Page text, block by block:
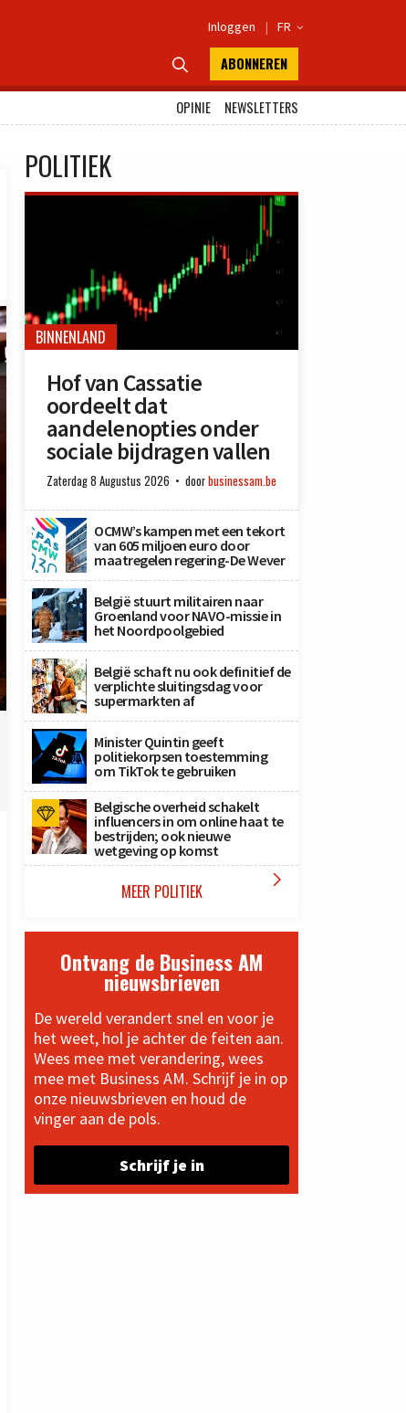
Inloggen | FR 
 ABONNEREN
OPINIE
NEWSLETTERS
POLITIEK
BINNENLAND
Hof van Cassatie
oordeelt dat
aandelenopties onder
sociale bijdragen vallen
Zaterdag 8 Augustus 2026 doorbusinessam.be
OCMW’s kampen met een tekort
van 605 miljoen euro door
maatregelen regering-De Wever
België stuurt militairen naar
Groenland voor NAVO-missie in
het Noordpoolgebied
België schaft nu ook definitief de
verplichte sluitingsdag voor
supermarkten af
Minister Quintin geeft
politiekorpsen toestemming
om TikTok te gebruiken
Belgische overheid schakelt
influencers in om online haat te
bestrijden; ook nieuwe
wetgeving op komst
MEER POLITIEK 
Ontvang de Business AM
nieuwsbrieven
De wereld verandert snel en voor je
het weet, hol je achter de feiten aan.
Wees mee met verandering, wees
mee met Business AM. Schrijf je in op
onze nieuwsbrieven en houd de
vinger aan de pols.
Schrijf je in